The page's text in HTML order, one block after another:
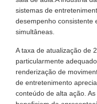
sistemas de
desempenho consistente
simultâneas.
A taxa de atualização de
particularmente
renderização de
de entretenimento
conteúdo de alta ação.